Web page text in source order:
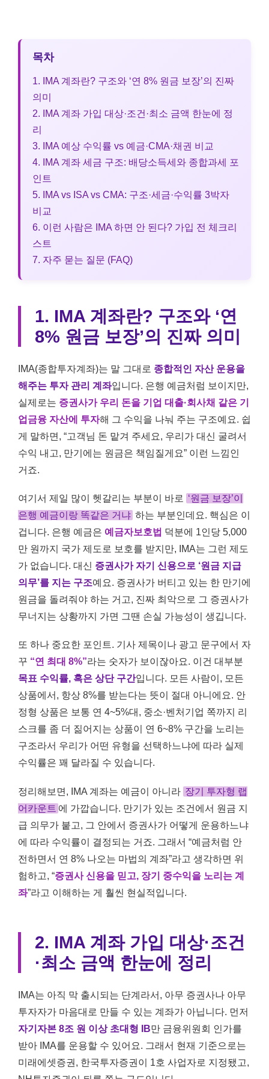
목차
1. IMA 계좌란? 구조와 ‘연 8% 원금 보장’의 진짜
의미
2. IMA 계좌 가입 대상·조건·최소 금액 한눈에 정
리
3. IMA 예상 수익률 vs 예금·CMA·채권 비교
4. IMA 계좌 세금 구조: 배당소득세와 종합과세 포
인트
5. IMA vs ISA vs CMA: 구조·세금·수익률 3박자
비교
6. 이런 사람은 IMA 하면 안 된다? 가입 전 체크리
스트
7. 자주 묻는 질문 (FAQ)
1. IMA 계좌란? 구조와 ‘연
8% 원금 보장’의 진짜 의미
IMA(종합투자계좌)는 말 그대로 종합적인 자산 운용을
해주는 투자 관리 계좌입니다. 은행 예금처럼 보이지만,
실제로는 증권사가 우리 돈을 기업 대출·회사채 같은 기
업금융 자산에 투자해 그 수익을 나눠 주는 구조예요. 쉽
게 말하면, “고객님 돈 맡겨 주세요, 우리가 대신 굴려서
수익 내고, 만기에는 원금은 책임질게요” 이런 느낌인
거죠.
여기서 제일 많이 헷갈리는 부분이 바로 ‘원금 보장’이
은행 예금이랑 똑같은 거냐 하는 부분인데요. 핵심은 이
겁니다. 은행 예금은 예금자보호법 덕분에 1인당 5,000
만 원까지 국가 제도로 보호를 받지만, IMA는 그런 제도
가 없습니다. 대신 증권사가 자기 신용으로 ‘원금 지급
의무’를 지는 구조예요. 증권사가 버티고 있는 한 만기에
원금을 돌려줘야 하는 거고, 진짜 최악으로 그 증권사가
무너지는 상황까지 가면 그땐 손실 가능성이 생깁니다.
또 하나 중요한 포인트. 기사 제목이나 광고 문구에서 자
꾸 “연 최대 8%”라는 숫자가 보이잖아요. 이건 대부분
목표 수익률, 혹은 상단 구간입니다. 모든 사람이, 모든
상품에서, 항상 8%를 받는다는 뜻이 절대 아니에요. 안
정형 상품은 보통 연 4~5%대, 중소·벤처기업 쪽까지 리
스크를 좀 더 짊어지는 상품이 연 6~8% 구간을 노리는
구조라서 우리가 어떤 유형을 선택하느냐에 따라 실제
수익률은 꽤 달라질 수 있습니다.
정리해보면, IMA 계좌는 예금이 아니라 장기 투자형 랩
어카운트 에 가깝습니다. 만기가 있는 조건에서 원금 지
급 의무가 붙고, 그 안에서 증권사가 어떻게 운용하느냐
에 따라 수익률이 결정되는 거죠. 그래서 “예금처럼 안
전하면서 연 8% 나오는 마법의 계좌”라고 생각하면 위
험하고, “증권사 신용을 믿고, 장기 중수익을 노리는 계
좌”라고 이해하는 게 훨씬 현실적입니다.
2. IMA 계좌 가입 대상·조건
·최소 금액 한눈에 정리
IMA는 아직 막 출시되는 단계라서, 아무 증권사나 아무
투자자가 마음대로 만들 수 있는 계좌가 아닙니다. 먼저
자기자본 8조 원 이상 초대형 IB만 금융위원회 인가를
받아 IMA를 운용할 수 있어요. 그래서 현재 기준으로는
미래에셋증권, 한국투자증권이 1호 사업자로 지정됐고,